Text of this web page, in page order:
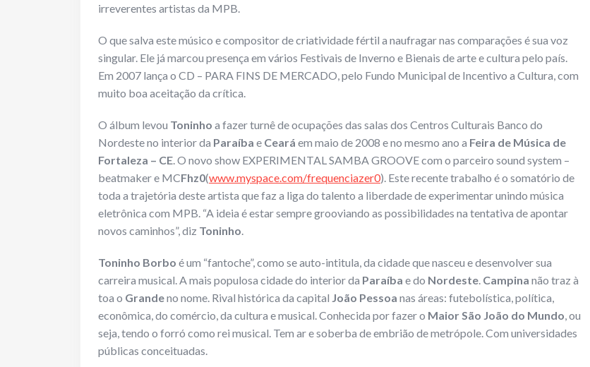
irreverentes artistas da MPB.
O que salva este músico e compositor de criatividade fértil a naufragar nas comparações é sua voz
singular. Ele já marcou presença em vários Festivais de Inverno e Bienais de arte e cultura pelo país.
Em 2007 lança o CD – PARA FINS DE MERCADO, pelo Fundo Municipal de Incentivo a Cultura, com
muito boa aceitação da crítica.
O álbum levou Toninho a fazer turnê de ocupações das salas dos Centros Culturais Banco do
Nordeste no interior da Paraíba e Ceará em maio de 2008 e no mesmo ano a Feira de Música de
Fortaleza – CE. O novo show EXPERIMENTAL SAMBA GROOVE com o parceiro sound system –
beatmaker e MCFhz0(www.myspace.com/frequenciazer0). Este recente trabalho é o somatório de
toda a trajetória deste artista que faz a liga do talento a liberdade de experimentar unindo música
eletrônica com MPB. “A ideia é estar sempre grooviando as possibilidades na tentativa de apontar
novos caminhos”, diz Toninho.
Toninho Borbo é um “fantoche”, como se auto-intitula, da cidade que nasceu e desenvolver sua
carreira musical. A mais populosa cidade do interior da Paraíba e do Nordeste. Campina não traz à
toa o Grandeno nome. Rival histórica da capital João Pessoa nas áreas: futebolística, política,
econômica, do comércio, da cultura e musical. Conhecida por fazer o Maior São João do Mundo, ou
seja, tendo o forró como rei musical. Tem ar e soberba de embrião de metrópole. Com universidades
públicas conceituadas.